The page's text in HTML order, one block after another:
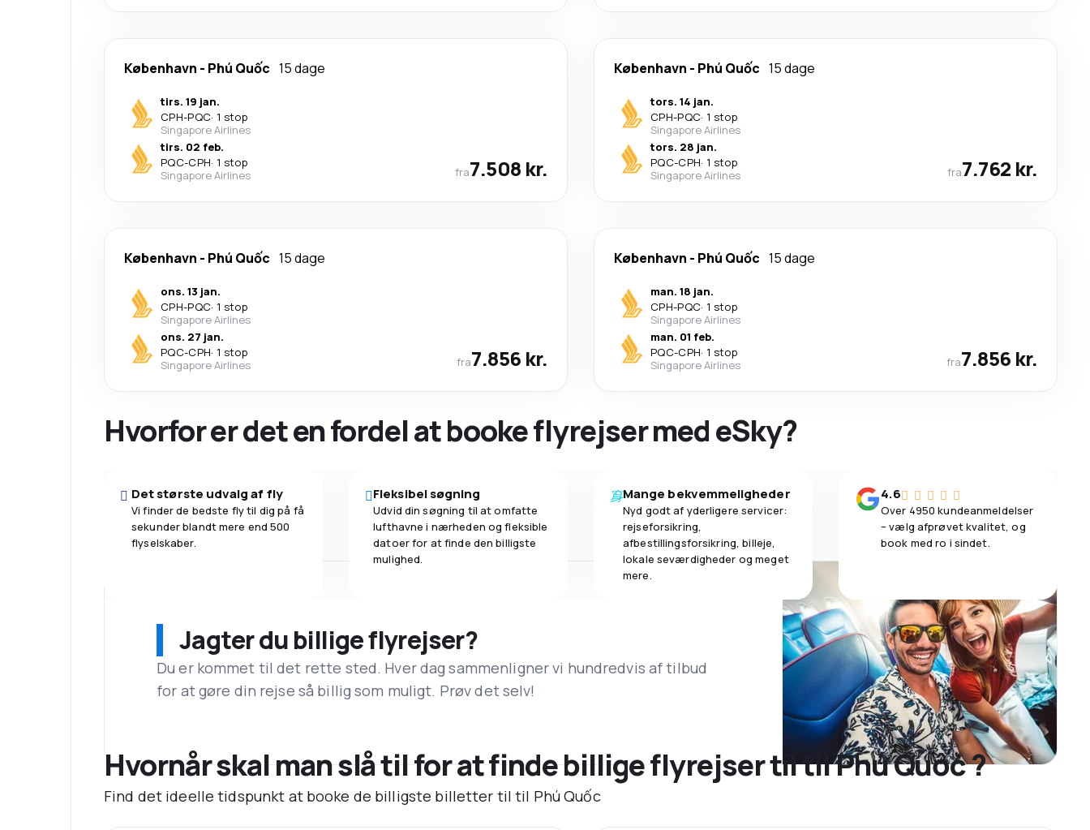
København - Phú Quốc 15 dage
tirs. 19 jan.
CPH-PQC· 1 stop
Singapore Airlines
tirs. 02 feb.
PQC-CPH· 1 stop
Singapore Airlines
fra7.508 kr.
København - Phú Quốc 15 dage
tors. 14 jan.
CPH-PQC· 1 stop
Singapore Airlines
tors. 28 jan.
PQC-CPH· 1 stop
Singapore Airlines
fra7.762 kr.
København - Phú Quốc 15 dage
ons. 13 jan.
CPH-PQC· 1 stop
Singapore Airlines
ons. 27 jan.
PQC-CPH· 1 stop
Singapore Airlines
fra7.856 kr.
København - Phú Quốc 15 dage
man. 18 jan.
CPH-PQC· 1 stop
Singapore Airlines
man. 01 feb.
PQC-CPH· 1 stop
Singapore Airlines
fra7.856 kr.
Hvorfor er det en fordel at booke flyrejser med eSky?
Det største udvalg af fly
Vi finder de bedste fly til dig på få
sekunder blandt mere end 500
flyselskaber.
Fleksibel søgning
Udvid din søgning til at omfatte
lufthavne i nærheden og fleksible
datoer for at finde den billigste
mulighed.
Mange bekvemmeligheder
Nyd godt af yderligere servicer:
rejseforsikring,
afbestillingsforsikring, billeje,
lokale seværdigheder og meget
mere.
4.6
Over 4950 kundeanmeldelser
– vælg afprøvet kvalitet, og
book med ro i sindet.
Jagter du billige flyrejser?
Du er kommet til det rette sted. Hver dag sammenligner vi hundredvis af tilbud
for at gøre din rejse så billig som muligt. Prøv det selv!
Hvornår skal man slå til for at finde billige flyrejser til til Phú Quốc ?
Find det ideelle tidspunkt at booke de billigste billetter til til Phú Quốc